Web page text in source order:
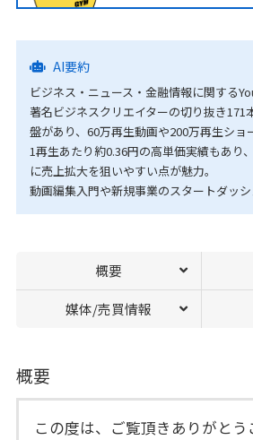
AI要約
ビジネス・ニュース・金融情報に関する
著名ビジネスクリエイターの切り抜き171
盤があり、60万再生動画や200万再生ショ
1再生あたり約0.36円の高単価実績もあり
に売上拡大を狙いやすい点が魅力。
動画編集入門や新規事業のスタートダッシ
概要
媒体/売買情報
概要
この度は、ご覧頂きありがとう